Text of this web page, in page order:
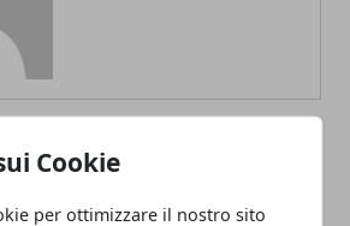
Cookie
per ottimizzare il nostro sito